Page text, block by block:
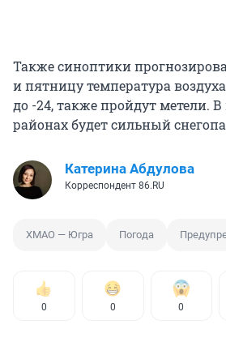
Также синоптики
и пятницу температура
до -24, также пройдут метели.
районах будет сильный
Катерина Абдулова
Корреспондент 86.RU
ХМАО — Югра Погода
0 0 0